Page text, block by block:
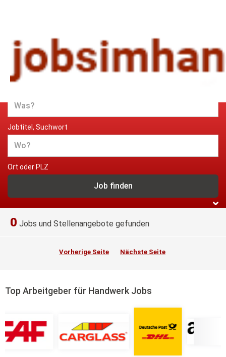
Jobs und Stellenangebote im
Handwerk
Jobtitel, Suchwort
Ort oder PLZ
0 Jobs und Stellenangebote gefunden
Vorherige Seite Nächste Seite
Top Arbeitgeber für Handwerk Jobs